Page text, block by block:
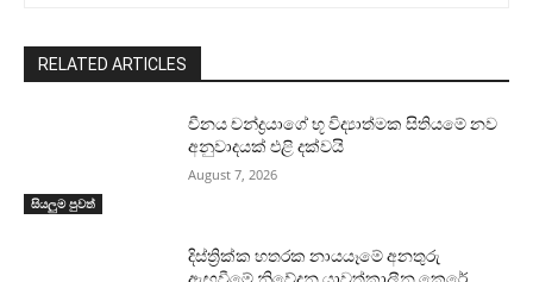
RELATED ARTICLES
සියලුම පුවත්
චීනය චන්ද්‍රයාගේ භූ විද්‍යාත්මක සිතියමේ නව
අනුවාදයක් එළි දක්වයි
August 7, 2026
දිස්ත්‍රික්ක හතරක නායයෑමේ අනතුරු